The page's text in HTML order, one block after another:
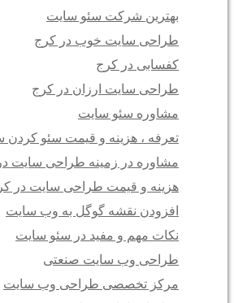
بهترین شرکت سئو سایت
طراحی سایت خوب در کرج
کفسابی در کرج
طراحی سایت ارزان در کرج
مشاوره سئو سایت
تعرفه ، هزینه و قیمت سئو کردن
مشاوره در زمینه طراحی سایت
هزینه و قیمت طراحی سایت در
افزودن نقشه گوگل به وب سایت
نکات مهم و مفید در سئو سایت
طراحی وب سایت صنعتی
مرکز تخصصی طراحی وب سایت